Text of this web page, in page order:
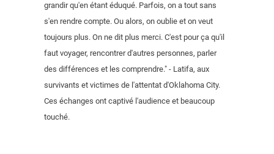
grandir qu'en étant éduqué. Parfois, on a tout sans
s'en rendre compte. Ou alors, on oublie et on veut
toujours plus. On ne dit plus merci. C'est pour ça qu'il
faut voyager, rencontrer d'autres personnes, parler
des différences et les comprendre." - Latifa, aux
survivants et victimes de l'attentat d'Oklahoma City.
Ces échanges ont captivé l'audience et beaucoup
touché.